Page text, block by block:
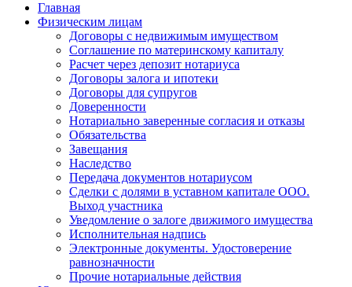
Главная
Физическим лицам
Договоры с недвижимым имуществом
Соглашение по материнскому капиталу
Расчет через депозит нотариуса
Договоры залога и ипотеки
Договоры для супругов
Доверенности
Нотариально заверенные согласия и отказы
Обязательства
Завещания
Наследство
Передача документов нотариусом
Сделки с долями в уставном капитале ООО.
Выход участника
Уведомление о залоге движимого имущества
Исполнительная надпись
Электронные документы. Удостоверение
равнозначности
Прочие нотариальные действия